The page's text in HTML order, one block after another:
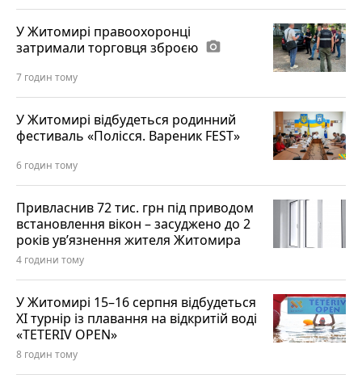
У Житомирі правоохоронці
затримали торговця зброєю photo_camera
7 годин тому
У Житомирі відбудеться родинний
фестиваль «Полісся. Вареник FEST»
6 годин тому
Привласнив 72 тис. грн під приводом
встановлення вікон – засуджено до 2
років ув’язнення жителя Житомира
4 години тому
У Житомирі 15–16 серпня відбудеться
XI турнір із плавання на відкритій воді
«TETERIV OPEN»
8 годин тому